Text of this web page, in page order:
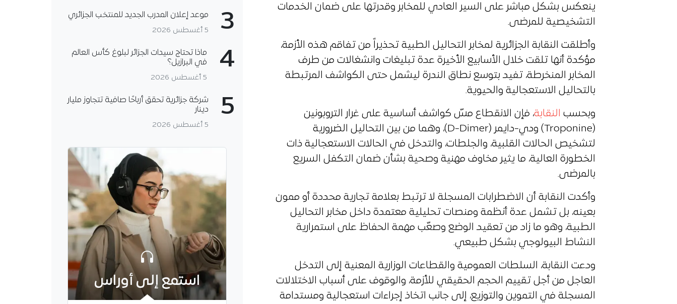
ينعكس بشكل مباشر على السير العادي للمخابر وقدرتها على ضمان الخدمات
التشخيصية للمرضى.
وأطلقت النقابة الجزائرية لمخابر التحاليل الطبية تحذيراً من تفاقم هذه الأزمة،
مؤكدة أنها تلقت خلال الأسابيع الأخيرة عدة تبليغات وانشغالات من طرف
المخابر المنخرطة، تفيد بتوسع نطاق الندرة ليشمل حتى الكواشف المرتبطة
بالتحاليل الاستعجالية والحيوية.
وبحسب النقابة، فإن الانقطاع مسّ كواشف أساسية على غرار التروبونين
(Troponine) ودي-دايمر (D-Dimer)، وهما من بين التحاليل الضرورية
لتشخيص الحالات القلبية، والجلطات، والتدخل في الحالات الاستعجالية ذات
الخطورة العالية، ما يثير مخاوف مهنية وصحية بشأن ضمان التكفل السريع
بالمرضى.
وأكدت النقابة أن الاضطرابات المسجلة لا ترتبط بعلامة تجارية محددة أو ممون
بعينه، بل تشمل عدة أنظمة ومنصات تحليلية معتمدة داخل مخابر التحاليل
الطبية، وهو ما زاد من تعقيد الوضع وصعّب مهمة الحفاظ على استمرارية
النشاط البيولوجي بشكل طبيعي.
ودعت النقابة، السلطات العمومية والقطاعات الوزارية المعنية إلى التدخل
العاجل من أجل تقييم الحجم الحقيقي للأزمة، والوقوف على أسباب الاختلالات
المسجلة في التموين والتوزيع، إلى جانب اتخاذ إجراءات استعجالية ومستدامة
3 موعد إعلان المدرب الجديد للمنتخب الجزائري
5 أغسطس 2026
4
ماذا تحتاج سيدات الجزائر لبلوغ كأس العالم
في البرازيل؟
5 أغسطس 2026
5
شركة جزائرية تحقق أرباحًا صافية تتجاوز مليار
دينار
5 أغسطس 2026
استمع إلى أوراس